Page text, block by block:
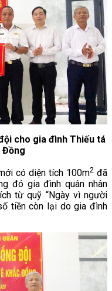
cho gia đình Thiếu tá
Đồng
có diện tích 100m2 đã
đó gia đình quân nhân
từ quỹ “Ngày vì người
tiền còn lại do gia đình